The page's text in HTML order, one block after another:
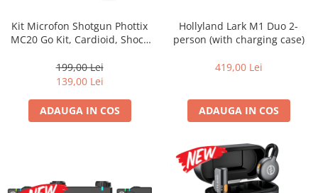
Kit Microfon Shotgun Phottix
MC20 Go Kit, Cardioid, Shock
DSLR, Mirrorless și
Smartphone
199,00 Lei
139,00 Lei
ADAUGA IN COS
Hollyland Lark M1 Duo 2-
person (with charging case)
419,00 Lei
ADAUGA IN COS